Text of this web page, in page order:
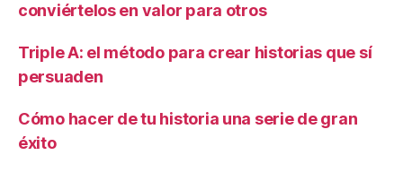
conviértelos en valor para otros
Triple A: el método para crear historias que sí
persuaden
Cómo hacer de tu historia una serie de gran
éxito